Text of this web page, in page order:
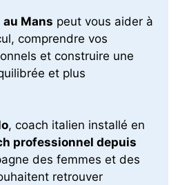
au Mans peut vous aider à
comprendre vos
et construire une
et plus
, coach italien installé en
professionnel depuis
des femmes et des
retrouver